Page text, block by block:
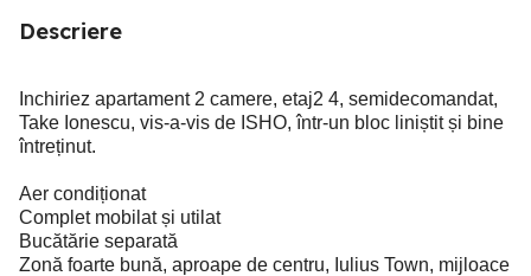
Descriere
Inchiriez apartament 2 camere, etaj2 4, semidecomandat,
Take Ionescu, vis-a-vis de ISHO, într-un bloc liniștit și bine
întreținut.
Aer condiționat
Complet mobilat și utilat
Bucătărie separată
Zonă foarte bună, aproape de centru, Iulius Town, mijloace